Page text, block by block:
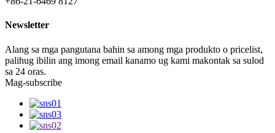
Newsletter
Alang sa mga pangutana bahin sa among mga produkto o pricelist,
palihug ibilin ang imong email kanamo ug kami makontak sa sulod
sa 24 oras.
Mag-subscribe